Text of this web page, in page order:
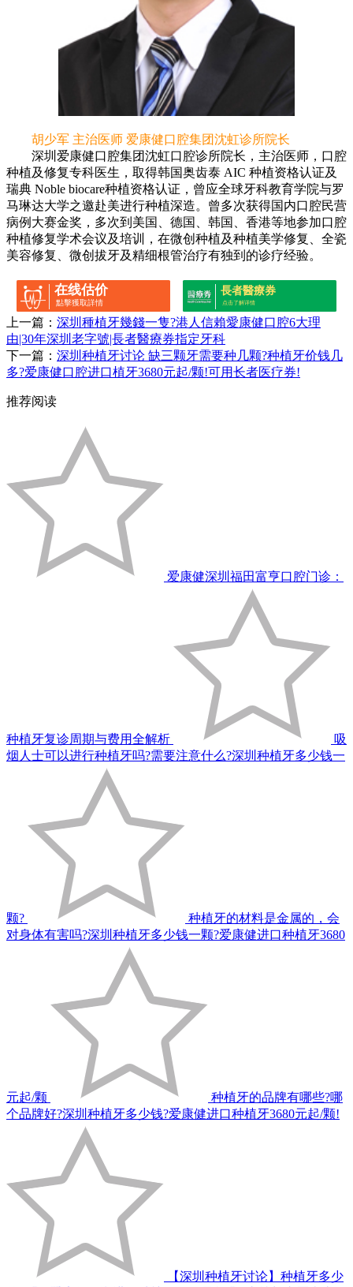
胡少军 主治医师 爱康健口腔集团沈虹诊所院长
深圳爱康健口腔集团沈虹口腔诊所院长，主治医师，口腔
种植及修复专科医生，取得韩国奥齿泰 AIC 种植资格认证及
瑞典 Noble biocare种植资格认证，曾应全球牙科教育学院与罗
马琳达大学之邀赴美进行种植深造。曾多次获得国内口腔民营
病例大赛金奖，多次到美国、德国、韩国、香港等地参加口腔
种植修复学术会议及培训，在微创种植及种植美学修复、全瓷
美容修复、微创拔牙及精细根管治疗有独到的诊疗经验。
在线估价
點擊獲取詳情
長者醫療券
点击了解详情
上一篇： 深圳種植牙幾錢一隻?港人信賴愛康健口腔6大理
由|30年深圳老字號|長者醫療券指定牙科
下一篇： 深圳种植牙讨论 缺三颗牙需要种几颗?种植牙价钱几
多?爱康健口腔进口植牙3680元起/颗!可用长者医疗券!
推荐阅读
爱康健深圳福田富亨口腔门诊：
种植牙复诊周期与费用全解析
吸
烟人士可以进行种植牙吗?需要注意什么?深圳种植牙多少钱一
颗?
种植牙的材料是金属的，会
对身体有害吗?深圳种植牙多少钱一颗?爱康健进口种植牙3680
元起/颗
种植牙的品牌有哪些?哪
个品牌好?深圳种植牙多少钱?爱康健进口种植牙3680元起/颗!
【深圳种植牙讨论】种植牙多少